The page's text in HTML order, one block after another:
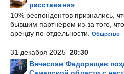
расставания
10% респондентов признались,
бывшим партнером из-за того,
аренду по-отдельности.
Общество
31 декабря 2025 20:30
Вячеслав Федорищев